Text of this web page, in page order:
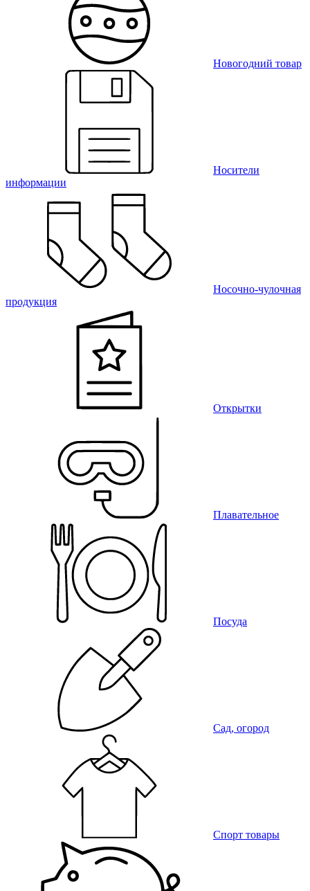
Новогодний товар
Носители
информации
Носочно-чулочная
продукция
Открытки
Плавательное
Посуда
Сад, огород
Спорт товары